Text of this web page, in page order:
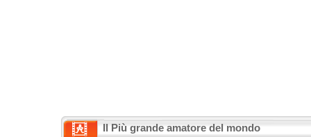
Il Più grande amatore del mondo